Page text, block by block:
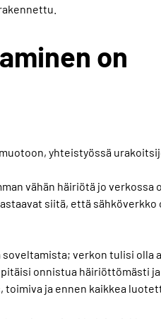
on
yhteistyössä
vähän häiriötä jo verkossa
siitä, että sähköverkko
verkon tulisi olla
onnistua häiriöttömästi
ja ennen kaikkea